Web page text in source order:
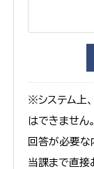
※システム上
はできません。
回答が必要な
当課まで直接